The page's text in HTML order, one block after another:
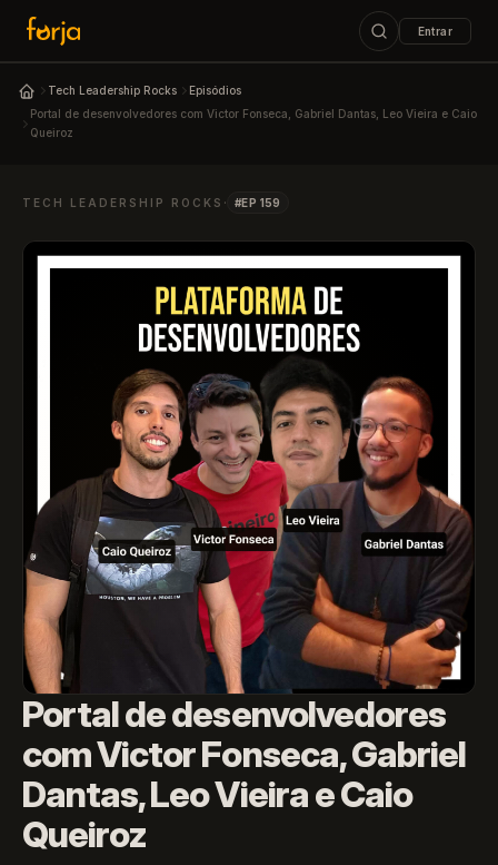
Entrar
Tech Leadership Rocks
Episódios
Portal de desenvolvedores com Victor Fonseca, Gabriel Dantas, Leo Vieira e Caio
Queiroz
TECH LEADERSHIP ROCKS · #EP 159
Portal de desenvolvedores
com Victor Fonseca, Gabriel
Dantas, Leo Vieira e Caio
Queiroz